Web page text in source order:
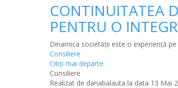
CONTINUITATEA
PENTRU O
Dinamica societăţii este o experienţă
Consiliere
Citiţi mai departe
Consiliere
Realizat de danabalauta la data 13 Mai